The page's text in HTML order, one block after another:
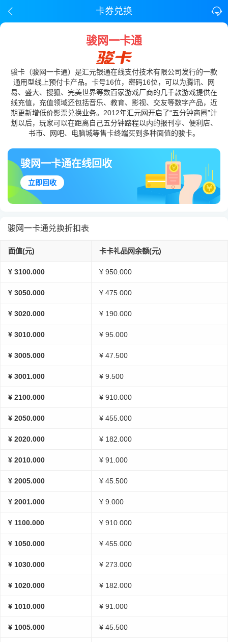
卡券兑换
骏网一卡通
骏卡（骏网一卡通）是汇元银通在线支付技术有限公司发行的一款
通用型线上预付卡产品。卡号16位，密码16位，可以为腾讯、网
易、盛大、搜狐、完美世界等数百家游戏厂商的几千款游戏提供在
线充值，充值领域还包括音乐、教育、影视、交友等数字产品，近
期更新增低价影票兑换业务。2012年汇元网开启了“五分钟商圈”计
划以后，玩家可以在距离自己五分钟路程以内的报刊亭、便利店、
书市、网吧、电脑城等售卡终端买到多种面值的骏卡。
骏网一卡通在线回收
立即回收
骏网一卡通兑换折扣表
面值(元) 卡卡礼品网余额(元)
¥ 3100.000 ¥ 950.000
¥ 3050.000 ¥ 475.000
¥ 3020.000 ¥ 190.000
¥ 3010.000 ¥ 95.000
¥ 3005.000 ¥ 47.500
¥ 3001.000 ¥ 9.500
¥ 2100.000 ¥ 910.000
¥ 2050.000 ¥ 455.000
¥ 2020.000 ¥ 182.000
¥ 2010.000 ¥ 91.000
¥ 2005.000 ¥ 45.500
¥ 2001.000 ¥ 9.000
¥ 1100.000 ¥ 910.000
¥ 1050.000 ¥ 455.000
¥ 1030.000 ¥ 273.000
¥ 1020.000 ¥ 182.000
¥ 1010.000 ¥ 91.000
¥ 1005.000 ¥ 45.500